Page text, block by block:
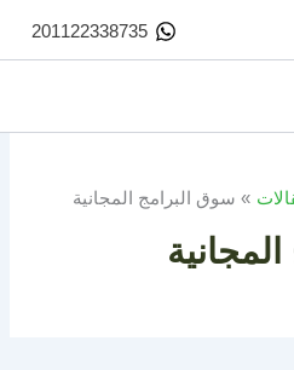
201122338735
سوق البرامج المجانية